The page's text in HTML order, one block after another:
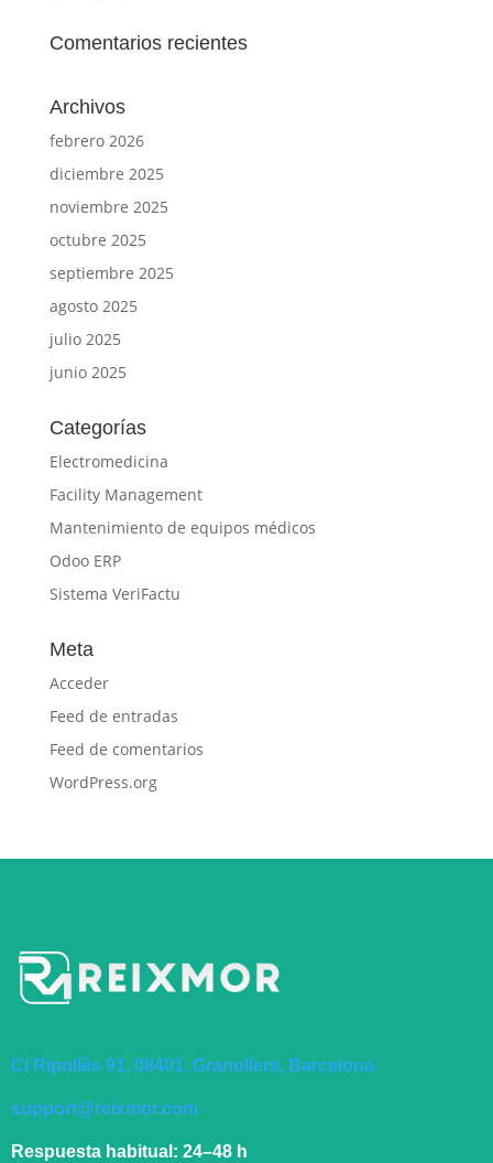
Comentarios recientes
Archivos
febrero 2026
diciembre 2025
noviembre 2025
octubre 2025
septiembre 2025
agosto 2025
julio 2025
junio 2025
Categorías
Electromedicina
Facility Management
Mantenimiento de equipos médicos
Odoo ERP
Sistema VeriFactu
Meta
Acceder
Feed de entradas
Feed de comentarios
WordPress.org
C/ Ripollès 91, 08401, Granollers, Barcelona
support@reixmor.com
Respuesta habitual: 24–48 h